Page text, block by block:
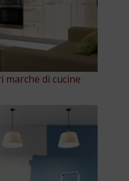
marche di cucine